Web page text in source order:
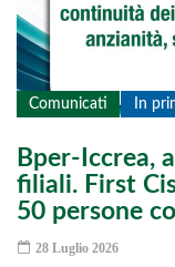
Comunicati In
Bper-Iccrea,
filiali. First
50 persone
28 Luglio 2026